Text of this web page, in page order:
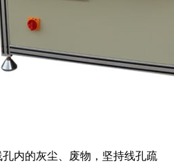
内的灰尘、废物，坚持线孔疏